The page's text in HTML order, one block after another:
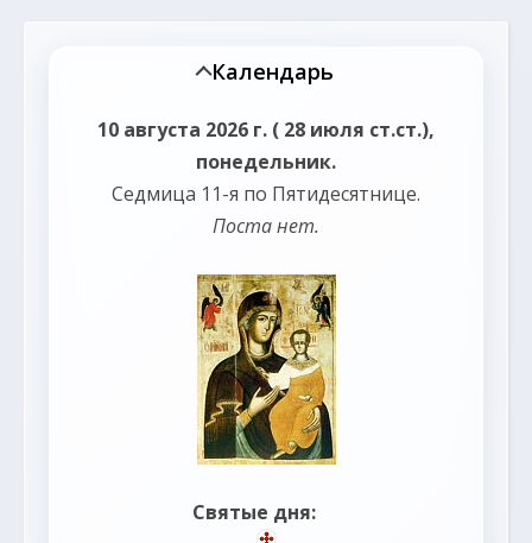
Календарь
10 августа 2026 г. ( 28 июля ст.ст.),
понедельник.
Седмица 11-я по Пятидесятнице.
Поста нет.
Святые дня: